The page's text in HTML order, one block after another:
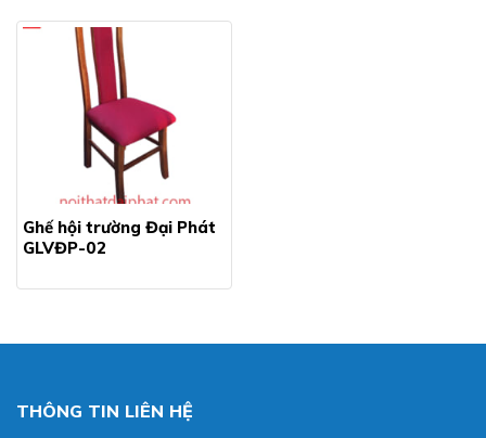
Ghế hội trường Đại Phát
GLVĐP-02
THÔNG TIN LIÊN HỆ